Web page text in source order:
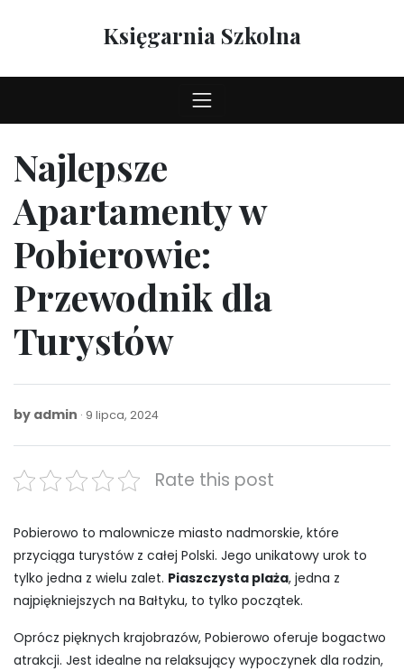
Księgarnia Szkolna
Najlepsze
Apartamenty w
Pobierowie:
Przewodnik dla
Turystów
by admin 9 lipca, 20249
2024
Rate this post
Pobierowo to malownicze miasto nadmorskie, które
przyciąga turystów z całej Polski. Jego unikatowy urok to
tylko jedna z wielu zalet. Piaszczysta plaża, jedna z
najpiękniejszych na Bałtyku, to tylko początek.
Oprócz pięknych krajobrazów, Pobierowo oferuje bogactwo
atrakcji. Jest idealne na relaksujący wypoczynek dla rodzin,